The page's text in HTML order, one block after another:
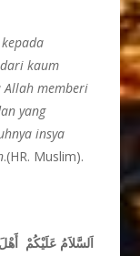
kaum
Allah memberi
yang
insya
.(HR. Muslim).
اَلسَّلاَمُ عَلَيْكُمْ